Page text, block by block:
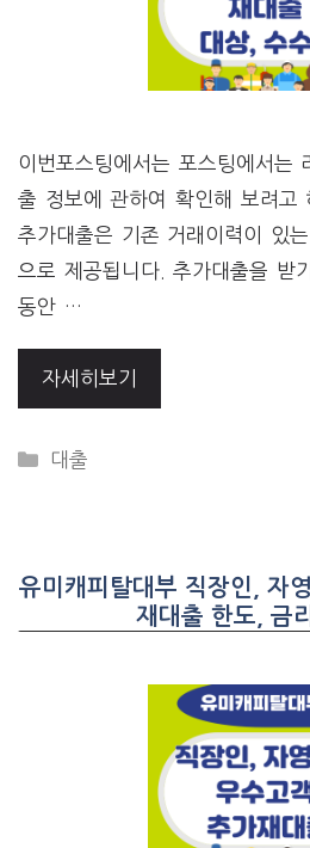
이번포스팅에서는 포스팅에서는
출 정보에 관하여 확인해 보려고
추가대출은 기존 거래이력이 있
으로 제공됩니다. 추가대출을 받
동안 …
자세히보기
CATEGORIES
대출
유미캐피탈대부 직장인, 자
재대출 한도, 금